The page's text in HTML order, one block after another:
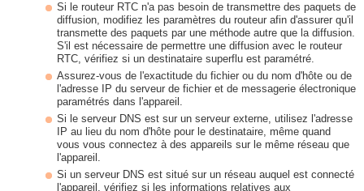
Si le routeur RTC n'a pas besoin de transmettre des paquets de
diffusion, modifiez les paramètres du routeur afin d'assurer qu'il
transmette des paquets par une méthode autre que la diffusion.
S'il est nécessaire de permettre une diffusion avec le routeur
RTC, vérifiez si un destinataire superflu est paramétré.
Assurez-vous de l'exactitude du fichier ou du nom d'hôte ou de
l'adresse IP du serveur de fichier et de messagerie électronique
paramétrés dans l'appareil.
Si le serveur DNS est sur un serveur externe, utilisez l'adresse
IP au lieu du nom d'hôte pour le destinataire, même quand
vous vous connectez à des appareils sur le même réseau que
l'appareil.
Si un serveur DNS est situé sur un réseau auquel est connecté
l'appareil, vérifiez si les informations relatives aux